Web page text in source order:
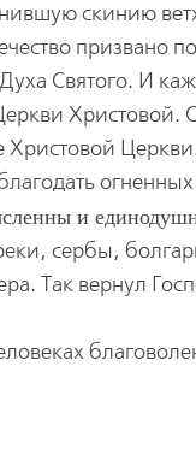
скинию
призвано
Святого. И
Христовой.
и
сербы,
Так вернул